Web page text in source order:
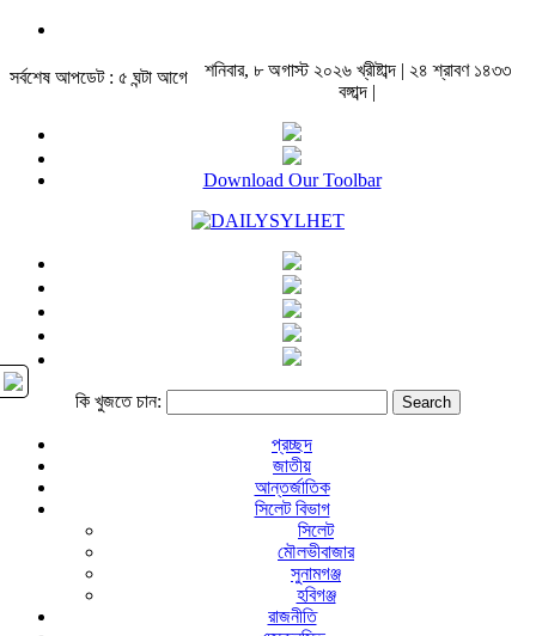
সর্বশেষ আপডেট : ৫ ঘন্টা আগে
শনিবার, ৮ অগাস্ট ২০২৬ খ্রীষ্টাব্দ | ২৪ শ্রাবণ ১৪৩৩
বঙ্গাব্দ |
Download Our Toolbar
কি খুজতে চান:
প্রচ্ছদ
জাতীয়
আন্তর্জাতিক
সিলেট বিভাগ
সিলেট
মৌলভীবাজার
সুনামগঞ্জ
হবিগঞ্জ
রাজনীতি